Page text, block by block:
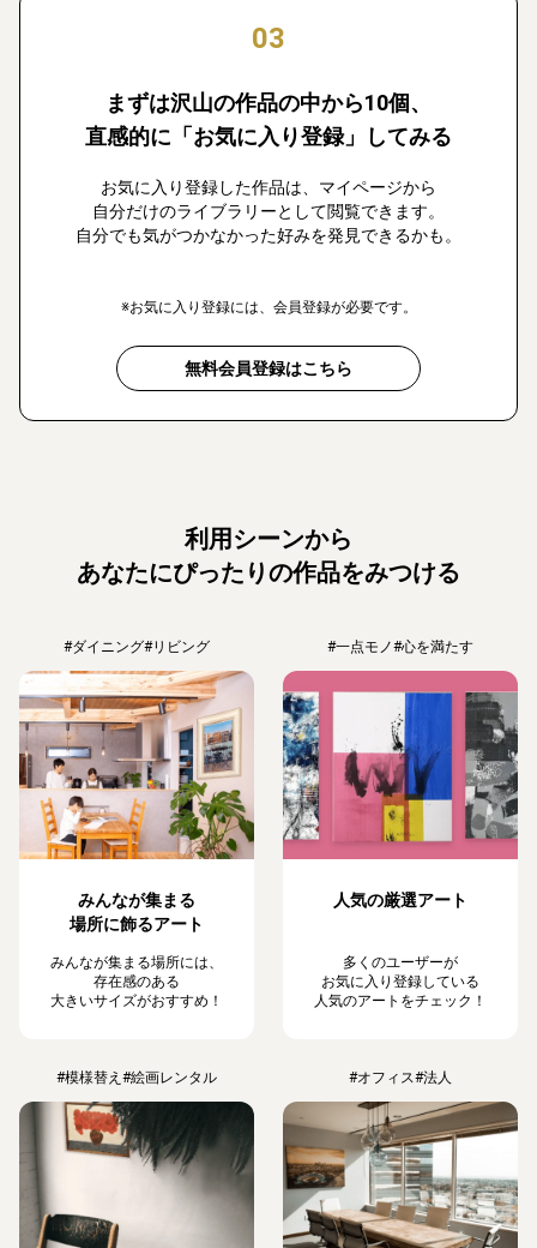
03
まずは沢山の作品の中から10個、
直感的に「お気に入り登録」してみる
お気に入り登録した作品は、マイページから
自分だけのライブラリーとして閲覧できます。
自分でも気がつかなかった好みを発見できるかも。
※お気に入り登録には、会員登録が必要です。
無料会員登録はこちら
利用シーンから
あなたにぴったりの作品をみつける
#ダイニング#リビング
みんなが集まる
場所に飾るアート
みんなが集まる場所には、
存在感のある
大きいサイズがおすすめ！
#一点モノ#心を満たす
人気の厳選アート
多くのユーザーが
お気に入り登録している
人気のアートをチェック！
#模様替え #絵画レンタル #オフィス#法人